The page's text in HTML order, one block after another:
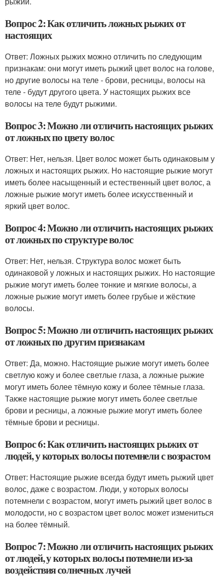
Вопрос 2: Как отличить ложных рыжих от
настоящих
Ответ: Ложных рыжих можно отличить по следующим
признакам: они могут иметь рыжий цвет волос на голове,
но другие волосы на теле - брови, ресницы, волосы на
теле - будут другого цвета. У настоящих рыжих все
волосы на теле будут рыжими.
Вопрос 3: Можно ли отличить настоящих рыжих
от ложных по цвету волос
Ответ: Нет, нельзя. Цвет волос может быть одинаковым у
ложных и настоящих рыжих. Но настоящие рыжие могут
иметь более насыщенный и естественный цвет волос, а
ложные рыжие могут иметь более искусственный и
яркий цвет волос.
Вопрос 4: Можно ли отличить настоящих рыжих
от ложных по структуре волос
Ответ: Нет, нельзя. Структура волос может быть
одинаковой у ложных и настоящих рыжих. Но настоящие
рыжие могут иметь более тонкие и мягкие волосы, а
ложные рыжие могут иметь более грубые и жёсткие
волосы.
Вопрос 5: Можно ли отличить настоящих рыжих
от ложных по другим признакам
Ответ: Да, можно. Настоящие рыжие могут иметь более
светлую кожу и более светлые глаза, а ложные рыжие
могут иметь более тёмную кожу и более тёмные глаза.
Также настоящие рыжие могут иметь более светлые
брови и ресницы, а ложные рыжие могут иметь более
тёмные брови и ресницы.
Вопрос 6: Как отличить настоящих рыжих от
людей, у которых волосы потемнели с возрастом
Ответ: Настоящие рыжие всегда будут иметь рыжий цвет
волос, даже с возрастом. Люди, у которых волосы
потемнели с возрастом, могут иметь рыжий цвет волос в
молодости, но с возрастом цвет волос может измениться
на более тёмный.
Вопрос 7: Можно ли отличить настоящих рыжих
от людей, у которых волосы потемнели из-за
воздействия солнечных лучей